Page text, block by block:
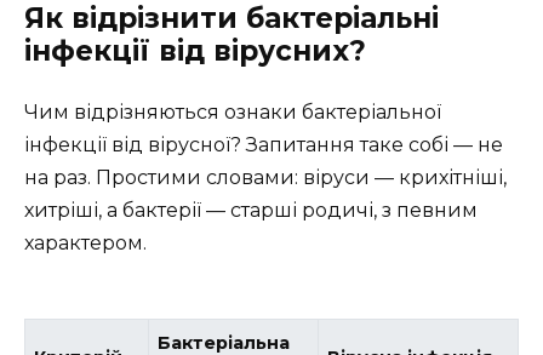
Як відрізнити бактеріальні
інфекції від вірусних?
Чим відрізняються ознаки бактеріальної
інфекції від вірусної? Запитання таке собі — не
на раз. Простими словами: віруси — крихітніші,
хитріші, а бактерії — старші родичі, з певним
характером.
Бактеріальна